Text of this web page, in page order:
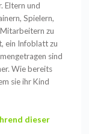
Eltern und
Spielern,
zu
ein Infoblatt zu
sind
Wie bereits
sie ihr Kind
dieser